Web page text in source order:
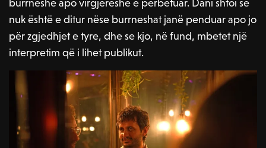
burrneshë apo virgjëreshë e përbetuar. Dani shtoi se
nuk është e ditur nëse burrneshat janë penduar apo jo
për zgjedhjet e tyre, dhe se kjo, në fund, mbetet një
interpretim që i lihet publikut.